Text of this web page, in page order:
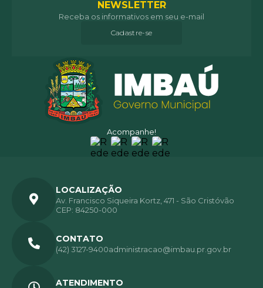
Acompanhe!
NEWSLETTER
Receba os informativos em seu e-mail
Cadastre-se
LOCALIZAÇÃO
Av. Francisco Siqueira Kortz, 471 - São Cristóvão
CEP: 84250-000
CONTATO
(42) 3127-9400administracao@imbau.pr.gov.br
ATENDIMENTO